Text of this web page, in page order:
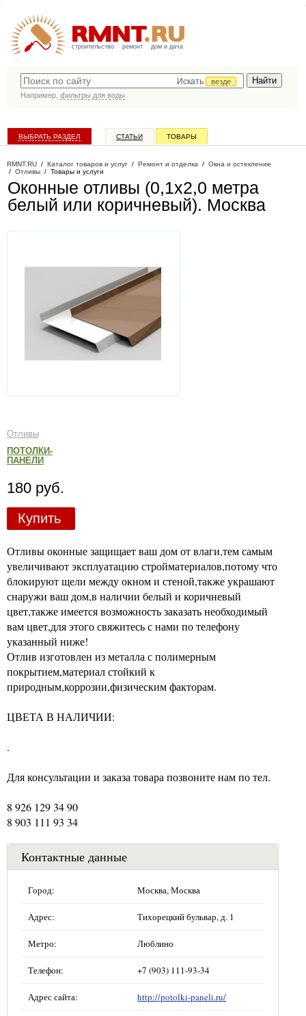
строительство ремонт дом и дача
Искать
везде
Например, фильтры для воды
ВЫБРАТЬ РАЗДЕЛ СТАТЬИ ТОВАРЫ
RMNT.RU / Каталог товаров и услуг / Ремонт и отделка / Окна и остекление
/ Отливы / Товары и услуги
Оконные отливы (0,1х2,0 метра
белый или коричневый). Москва
Отливы
ПОТОЛКИ-
ПАНЕЛИ
180 руб.
Купить
Отливы оконные защищает ваш дом от влаги,тем самым
увеличивают эксплуатацию стройматериалов,потому что
блокируют щели между окном и стеной,также украшают
снаружи ваш дом,в наличии белый и коричневый
цвет,также имеется возможность заказать необходимый
вам цвет,для этого свяжитесь с нами по телефону
указанный ниже!
Отлив изготовлен из металла с полимерным
покрытием,материал стойкий к
природным,коррозии,физическим факторам.
ЦВЕТА В НАЛИЧИИ:
.
Для консультации и заказа товара позвоните нам по тел.
8 926 129 34 90
8 903 111 93 34
Контактные данные
Город: Москва, Москва
Адрес: Тихорецкий бульвар, д. 1
Метро: Люблино
Телефон: +7 (903) 111-93-34
Адрес сайта: http://potolki-paneli.ru/